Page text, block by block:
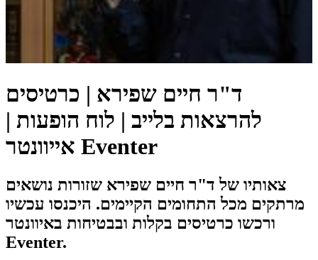
ד"ר חיים שפירא | כרטיסים
להרצאות בלייב | לוח הופעות |
אייוונטר Eventer
צאותיו של ד"ר חיים שפירא שזורות נושאים
מרתקים מכל התחומים הקיימים. היכנסו עכשיו
ורכשו כרטיסים בקלות ובבטיחות באיוונטר
Eventer.